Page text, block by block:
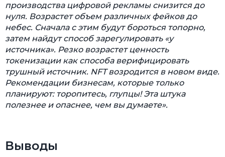
производства цифровой рекламы снизится до
нуля. Возрастет объем различных фейков до
небес. Сначала с этим будут бороться топорно,
затем найдут способ зарегулировать «у
источника». Резко возрастет ценность
токенизации как способа верифицировать
трушный источник. NFT возродится в новом виде.
Рекомендации бизнесам, которые только
планируют: торопитесь, глупцы! Эта штука
полезнее и опаснее, чем вы думаете».
Выводы